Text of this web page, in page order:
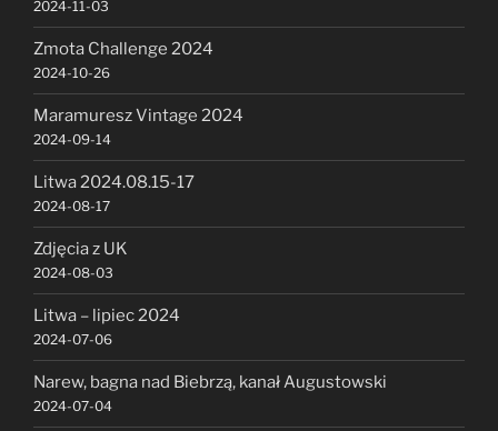
2024-11-03
Zmota Challenge 2024
2024-10-26
Maramuresz Vintage 2024
2024-09-14
Litwa 2024.08.15-17
2024-08-17
Zdjęcia z UK
2024-08-03
Litwa – lipiec 2024
2024-07-06
Narew, bagna nad Biebrzą, kanał Augustowski
2024-07-04